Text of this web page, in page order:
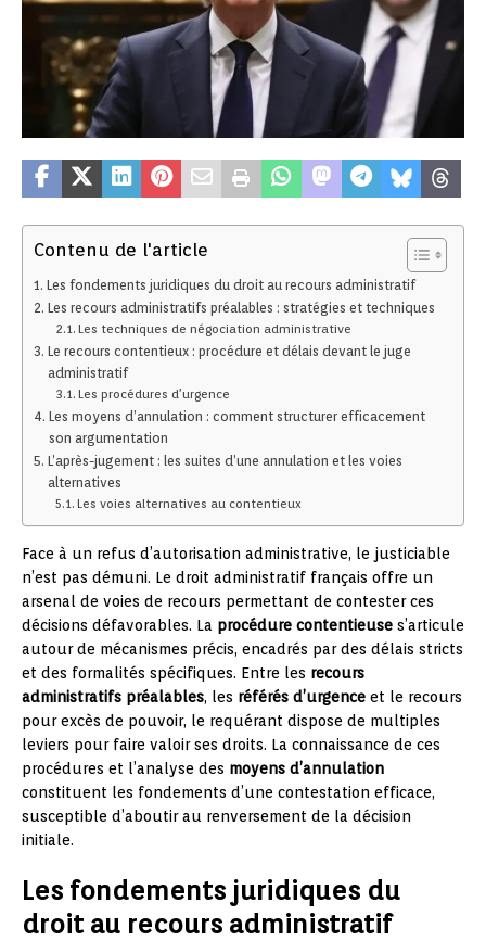
Contenu de l'article
Les fondements juridiques du droit au recours administratif
Les recours administratifs préalables : stratégies et techniques
Les techniques de négociation administrative
Le recours contentieux : procédure et délais devant le juge
administratif
Les procédures d’urgence
Les moyens d’annulation : comment structurer efficacement
son argumentation
L’après-jugement : les suites d’une annulation et les voies
alternatives
Les voies alternatives au contentieux
Face à un refus d’autorisation administrative, le justiciable
n’est pas démuni. Le droit administratif français offre un
arsenal de voies de recours permettant de contester ces
décisions défavorables. La procédure contentieuse s’articule
autour de mécanismes précis, encadrés par des délais stricts
et des formalités spécifiques. Entre les recours
administratifs préalables, les référés d’urgence et le recours
pour excès de pouvoir, le requérant dispose de multiples
leviers pour faire valoir ses droits. La connaissance de ces
procédures et l’analyse des moyens d’annulation
constituent les fondements d’une contestation efficace,
susceptible d’aboutir au renversement de la décision
initiale.
Les fondements juridiques du
droit au recours administratif